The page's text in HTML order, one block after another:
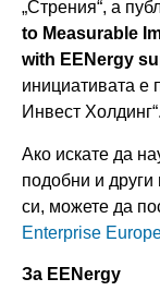
„Стрения“, а
to Measurable
with EENergy
инициативата е
Инвест Холдинг“.
Ако искате да
подобни и
си, можете да
Enterprise
За EENergy